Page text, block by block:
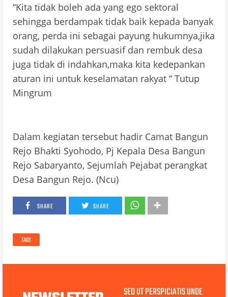
“Kita tidak boleh ada yang ego sektoral
sehingga berdampak tidak baik kepada banyak
orang, perda ini sebagai payung hukumnya,jika
sudah dilakukan persuasif dan rembuk desa
juga tidak di indahkan,maka kita kedepankan
aturan ini untuk keselamatan rakyat “ Tutup
Mingrum
Dalam kegiatan tersebut hadir Camat Bangun
Rejo Bhakti Syohodo, Pj Kepala Desa Bangun
Rejo Sabaryanto, Sejumlah Pejabat perangkat
Desa Bangun Rejo. (Ncu)
SHARE SHARE
TAGS
SED UT PERSPICIATIS UNDE